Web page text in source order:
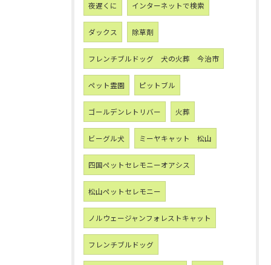
夜遅くに インターネットで検索
ダックス 除草剤
フレンチブルドッグ 犬の火葬 今治市
ペット霊園 ピットブル
ゴールデンレトリバー 火葬
ビーグル犬 ミーヤキャット 松山
四国ペットセレモニーオアシス
松山ペットセレモニー
ノルウェージャンフォレストキャット
フレンチブルドッグ